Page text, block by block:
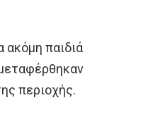
παιδιά
περιοχής.